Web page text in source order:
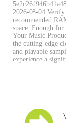
2026-08-04 Verify
recommended
space: Enough
Your Music
the cutting-edge
and playable
experience a